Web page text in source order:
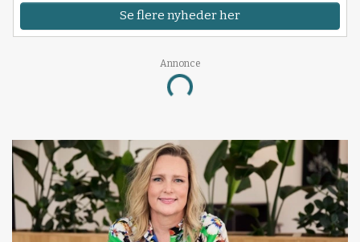
Se flere nyheder her
Annonce
Loading...